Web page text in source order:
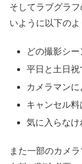
そしてラブグラ
いように以下のよ
どの撮影シ
平日と土日
カメラマン
キャンセル
気に入らな
また一部のカメ